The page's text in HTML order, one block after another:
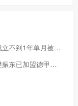
武汉律协通报“投诉举报情况”：一律所成立不到1年单月被投诉388次
新闻午报丨“香会”现场中方代表发声；樊振东已加盟德甲联赛与莫雷加德成队友